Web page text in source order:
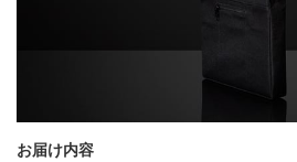
お届け内容